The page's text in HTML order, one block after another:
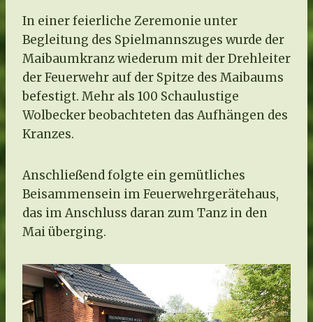
In einer feierliche Zeremonie unter
Begleitung des Spielmannszuges wurde der
Maibaumkranz wiederum mit der Drehleiter
der Feuerwehr auf der Spitze des Maibaums
befestigt. Mehr als 100 Schaulustige
Wolbecker beobachteten das Aufhängen des
Kranzes.
Anschließend folgte ein gemütliches
Beisammensein im Feuerwehrgerätehaus,
das im Anschluss daran zum Tanz in den
Mai überging.